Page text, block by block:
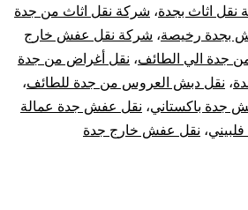
نقل اثاث بجدة، شركة نقل اثاث من جدة
بجدة رخيصة، شركة نقل عفش خارج
جدة الي الطائف، نقل أغراض من جدة
، نقل دبش العروس من جدة للطائف،
جدة باكستاني، نقل عفش جدة عمالة
، نقل عفش خارج جدة